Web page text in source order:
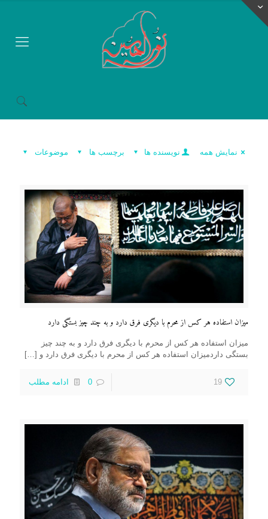
موضوعات برچسب ها نویسنده ها نمایش همه
میزان استفاده هر کس از محرم با دیگری فرق دارد و به چند چیز بستگی دارد
میزان استفاده هر کس از محرم با دیگری فرق دارد و به چند چیز
بستگی داردمیزان استفاده هر کس از محرم با دیگری فرق دارد و […]
19
0 ادامه مطلب